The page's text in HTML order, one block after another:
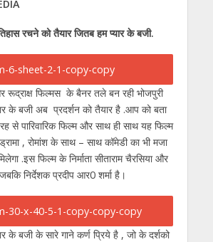
itt
er gr
a
m
e
n
g
er
e
dI
n
l
रचने को तैयार जितब हम प्यार के बजी.
रूद्राक्ष फिल्मस के बैनर तले बन रही भोजपुरी
के बजी अब प्रदर्शन को तैयार है .आप को बता
से पारिवारिक फिल्म और साथ ही साथ यह फिल्म
, रोमांश के साथ – साथ कॉमेडी का भी मजा
.इस फिल्म के निर्माता सीताराम चैरसिया और
निर्देशक प्रदीप आर0 शर्मा है।
के बजी के सारे गाने कर्ण प्रिये है , जो के दर्शको